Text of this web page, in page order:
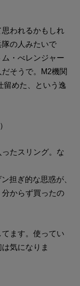
われるかもしれ
の人みたいで
・べレンジャー
そうで。M2機関
留めた、という逸
たスリング。な
担ぎ的な思惑が、
からず買ったの
ます。使ってい
気になりま